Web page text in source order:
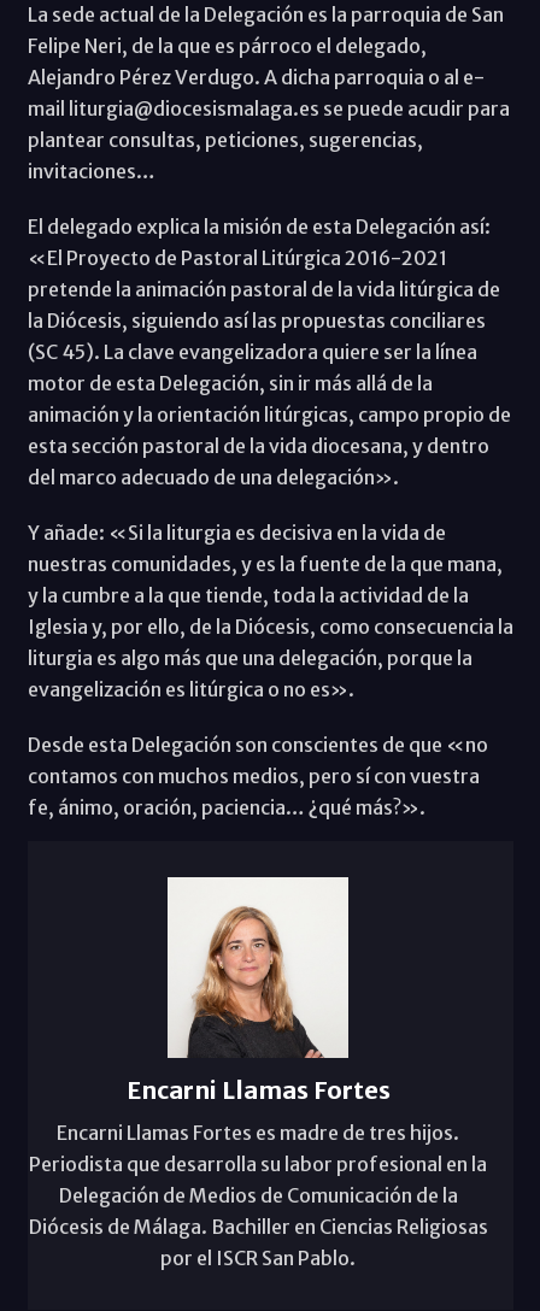
La sede actual de la Delegación es la parroquia de San
Felipe Neri, de la que es párroco el delegado,
Alejandro Pérez Verdugo. A dicha parroquia o al e-
mail liturgia@diocesismalaga.es se puede acudir para
plantear consultas, peticiones, sugerencias,
invitaciones…
El delegado explica la misión de esta Delegación así:
«El Proyecto de Pastoral Litúrgica 2016-2021
pretende la animación pastoral de la vida litúrgica de
la Diócesis, siguiendo así las propuestas conciliares
(SC 45). La clave evangelizadora quiere ser la línea
motor de esta Delegación, sin ir más allá de la
animación y la orientación litúrgicas, campo propio de
esta sección pastoral de la vida diocesana, y dentro
del marco adecuado de una delegación».
Y añade: «Si la liturgia es decisiva en la vida de
nuestras comunidades, y es la fuente de la que mana,
y la cumbre a la que tiende, toda la actividad de la
Iglesia y, por ello, de la Diócesis, como consecuencia la
liturgia es algo más que una delegación, porque la
evangelización es litúrgica o no es».
Desde esta Delegación son conscientes de que «no
contamos con muchos medios, pero sí con vuestra
fe, ánimo, oración, paciencia… ¿qué más?».
Encarni Llamas Fortes
Encarni Llamas Fortes es madre de tres hijos.
Periodista que desarrolla su labor profesional en la
Delegación de Medios de Comunicación de la
Diócesis de Málaga. Bachiller en Ciencias Religiosas
por el ISCR San Pablo.